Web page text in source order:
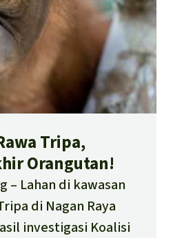
Tripa,
Orangutan!
Lahan di kawasan
di Nagan Raya
investigasi Koalisi